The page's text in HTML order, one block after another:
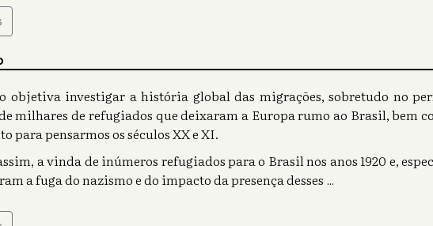
objetiva investigar a história global das migrações, sobretudo no
milhares de refugiados que deixaram a Europa rumo ao Brasil, bem
para pensarmos os séculos XX e XI.
a vinda de inúmeros refugiados para o Brasil nos anos 1920 e,
a fuga do nazismo e do impacto da presença desses ...